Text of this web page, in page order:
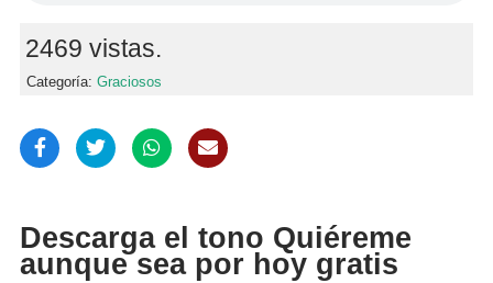
2469 vistas.
Categoría: Graciosos
Descarga el tono Quiéreme
aunque sea por hoy gratis